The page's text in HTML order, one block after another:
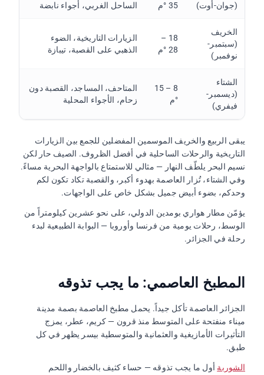
(جوان-أوت)
35 °م
الساحل الغربي، أجواء نابضة
الخريف
(سبتمبر-
نوفمبر)
18 –
28 °م
الزيارات التاريخية، الضوء
الذهبي على القصبة، تيبازة
الشتاء
(ديسمبر-
فيفري)
8 – 15
°م
المتاحف، المساجد، القصبة دون
زحام، الأجواء المحلية
يبقى الربيع والخريف الموسمين المفضلين للجمع بين الزيارات
التاريخية والرحلات الساحلية في أفضل الظروف. الصيف حار لكن
نسيم البحر يلطّف النهار — مثالي للاستمتاع بالواجهة البحرية مساءً.
وفي الشتاء، تُزار العاصمة بهدوء أكبر، والقصبة تكاد تكون لكم
وحدكم، بضوء أبيض جميل بشكل خاص على الواجهات.
يؤمّن مطار هواري بومدين الدولي، على نحو عشرين كيلومتراً من
الوسط، رحلات يومية من فرنسا وأوروبا — البوابة الطبيعية لبدء
رحلة في الجزائر.
المطبخ العاصمي: ما يجب تذوقه
الجزائر العاصمة تأكل جيداً. يحمل مطبخ العاصمة بصمة مدينة
ميناء منفتحة على المتوسط منذ قرون — كريم، عطر، يمزج
التأثيرات الأمازيغية والعثمانية والمتوسطية بيسر يظهر في كل
طبق.
الشوربة أول ما يجب تذوقه — حساء كثيف بالخضار واللحم